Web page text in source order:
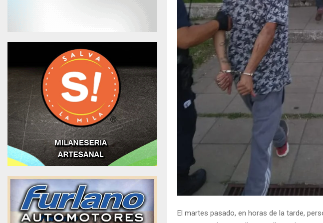
El martes pasado, en horas de la tarde,